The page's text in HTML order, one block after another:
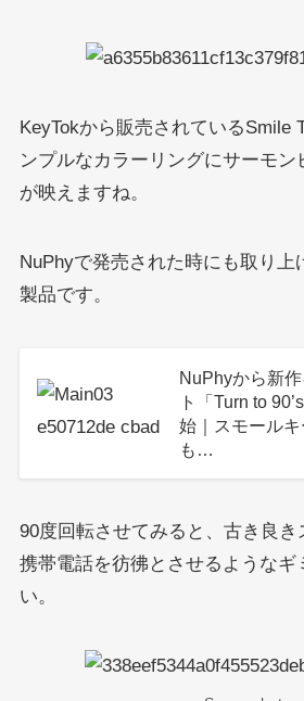
KeyTokから販売されているSmile
ンプルなカラーリングにサーモン
が映えますね。
NuPhyで発売された時にも取り上
製品です。
NuPhyから新
ト「Turn to
始｜スモール
も…
90度回転させてみると、古き良
携帯電話を彷彿とさせるようなギ
い。